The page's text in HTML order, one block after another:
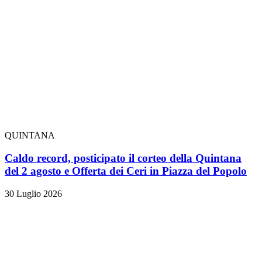
QUINTANA
Caldo record, posticipato il corteo della Quintana
del 2 agosto e Offerta dei Ceri in Piazza del Popolo
30 Luglio 2026